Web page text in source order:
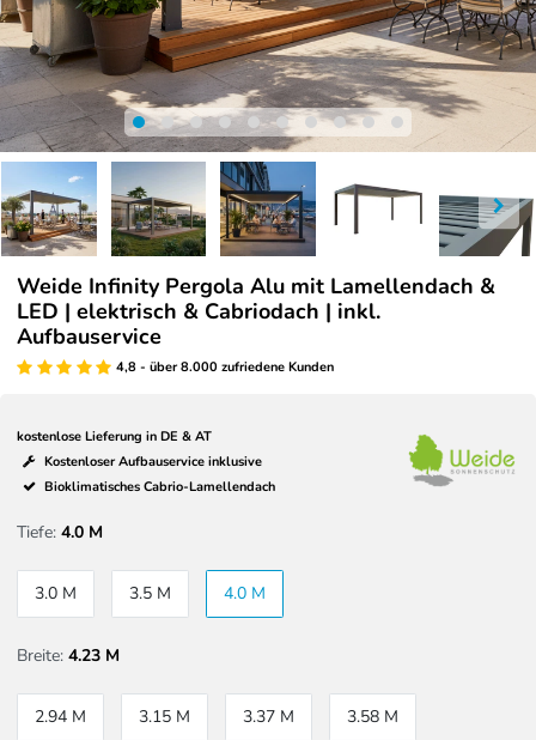
Weide Infinity Pergola Alu mit Lamellendach &
LED | elektrisch & Cabriodach | inkl.
Aufbauservice
4,8 - über 8.000 zufriedene Kunden
kostenlose Lieferung in DE & AT
Kostenloser Aufbauservice inklusive
Bioklimatisches Cabrio-Lamellendach
Tiefe: 4.0 M
3.0 M 3.5 M 4.0 M
Breite: 4.23 M
2.94 M 3.15 M 3.37 M 3.58 M